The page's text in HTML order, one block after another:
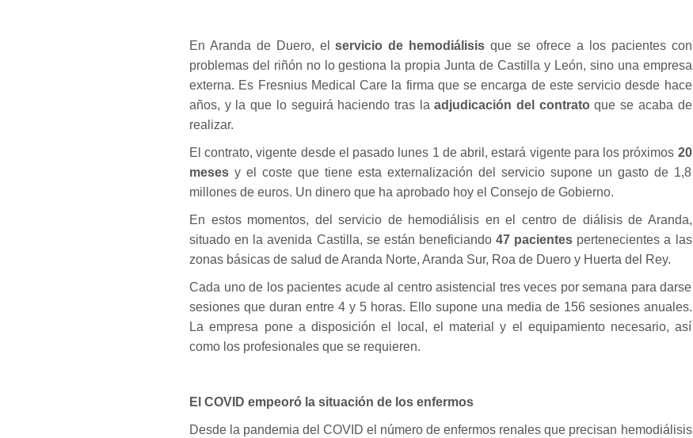
En Aranda de Duero, elservicio de hemodiálisisque se ofrece a los pacientes con
problemas del riñón no lo gestiona la propia Junta de Castilla y León, sino una empresa
externa. Es Fresnius Medical Care la firma que se encarga de este servicio desde hace
años, y la que lo seguirá haciendo tras laadjudicación del contrato que se acaba de
realizar.
El contrato, vigente desde el pasado lunes 1 de abril, estará vigente para los próximos 20
meses y el coste que tiene esta externalización del servicio supone un gasto de 1,8
millones de euros. Un dinero que ha aprobado hoy el Consejo de Gobierno.
En estos momentos, del servicio de hemodiálisis en el centro de diálisis de Aranda,
situado en la avenida Castilla, se están beneficiando 47 pacientes pertenecientes a las
zonas básicas de salud de Aranda Norte, Aranda Sur, Roa de Duero y Huerta del Rey.
Cada uno de los pacientes acude al centro asistencial tres veces por semana para darse
sesiones que duran entre 4 y 5 horas. Ello supone una media de 156 sesiones anuales.
La empresa pone a disposición el local, el material y el equipamiento necesario, así
como los profesionales que se requieren.
El COVID empeoró la situación de los enfermos
Desde la pandemia del COVID el número de enfermos renales que precisan hemodiálisis